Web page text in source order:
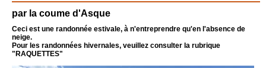
par la coume d'Asque
Ceci est une randonnée estivale, à n'entreprendre qu'en l'absence de
neige.
Pour les randonnées hivernales, veuillez consulter la rubrique
"RAQUETTES"